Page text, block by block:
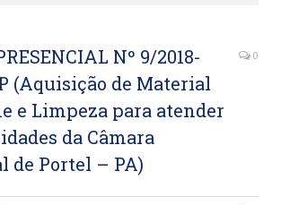
Nº 9/2018-
(Aquisição de Material
e Limpeza para atender
da Câmara
de Portel – PA)
0